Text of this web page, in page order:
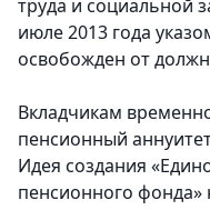
труда и социальной
июле 2013 года
освобожден от
Вкладчикам
пенсионный
Идея создания
пенсионного фонда»